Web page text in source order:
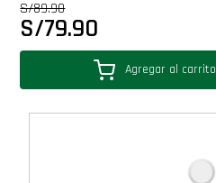
Pop Nook (Rincon)
Pop Regular
Pop Rides
S/89.90
S/79.90
Agregar al carrito